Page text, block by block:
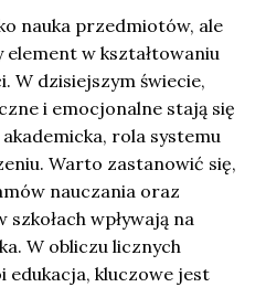
nauka przedmiotów, ale
element w kształtowaniu
W dzisiejszym świecie,
i emocjonalne stają się
rola systemu
Warto zastanowić się,
nauczania oraz
wpływają na
W obliczu licznych
edukacja, kluczowe jest